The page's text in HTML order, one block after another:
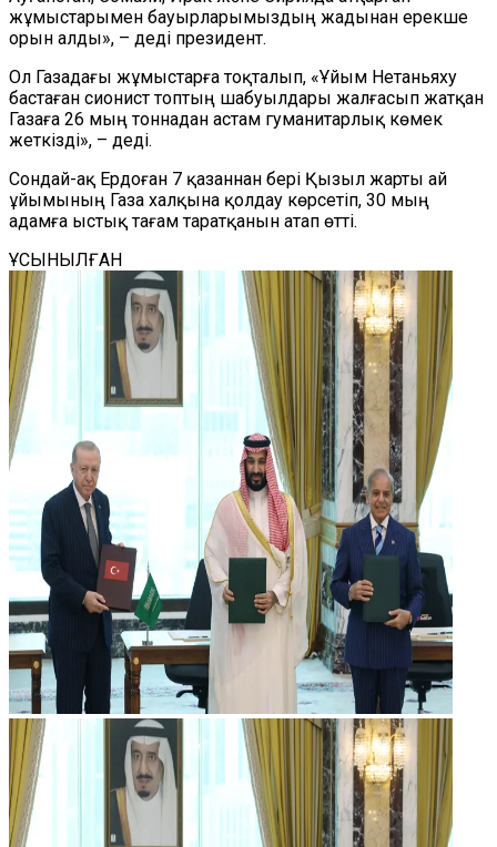
жұмыстарымен бауырларымыздың жадынан ерекше
орын алды», – деді президент.
Ол Газадағы жұмыстарға тоқталып, «Ұйым Нетаньяху
бастаған сионист топтың шабуылдары жалғасып жатқан
Газаға 26 мың тоннадан астам гуманитарлық көмек
жеткізді», – деді.
Сондай-ақ Ердоған 7 қазаннан бері Қызыл жарты ай
ұйымының Газа халқына қолдау көрсетіп, 30 мың
адамға ыстық тағам таратқанын атап өтті.
ҰСЫНЫЛҒАН